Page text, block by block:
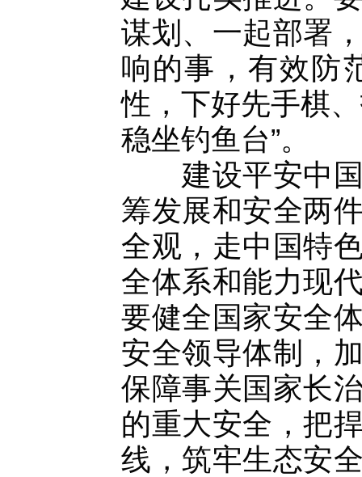
谋划、一起部署
响的事，有效防
性，下好先手棋
稳坐钓鱼台”。
建设平安中国
筹发展和安全两
全观，走中国特
全体系和能力现
要健全国家安全
安全领导体制，
保障事关国家长
的重大安全，把
线，筑牢生态安